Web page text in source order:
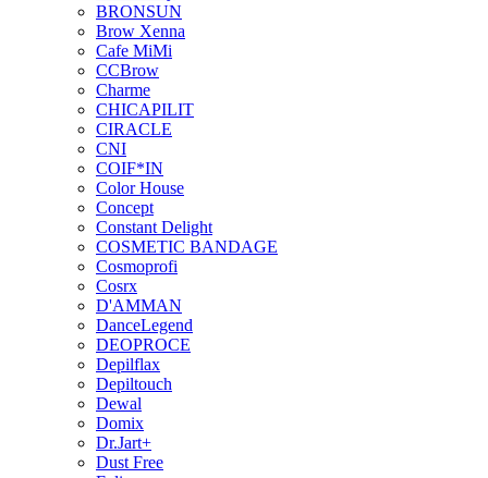
BRONSUN
Brow Xenna
Cafe MiMi
CCBrow
Charme
CHICAPILIT
CIRACLE
CNI
COIF*IN
Color House
Concept
Constant Delight
COSMETIC BANDAGE
Cosmoprofi
Cosrx
D'AMMAN
DanceLegend
DEOPROCE
Depilflax
Depiltouch
Dewal
Domix
Dr.Jart+
Dust Free